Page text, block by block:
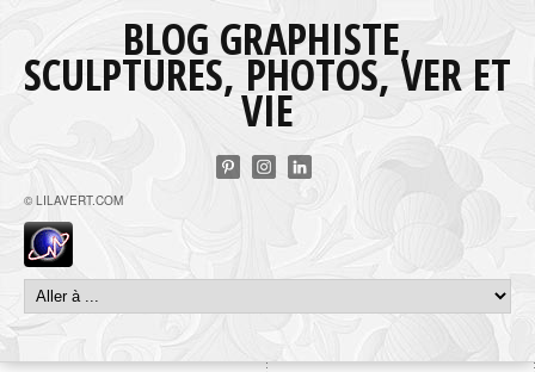
BLOG GRAPHISTE,
SCULPTURES, PHOTOS, VER ET
VIE
© LILAVERT.COM